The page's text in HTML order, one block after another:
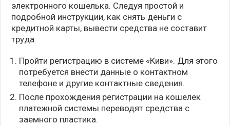
электронного кошелька. Следуя простой и
подробной инструкции, как снять деньги с
кредитной карты, вывести средства не составит
труда:
Пройти регистрацию в системе «Киви». Для этого
потребуется внести данные о контактном
телефоне и другие контактные сведения.
После прохождения регистрации на кошелек
платежной системы переводят средства с
заемного пластика.